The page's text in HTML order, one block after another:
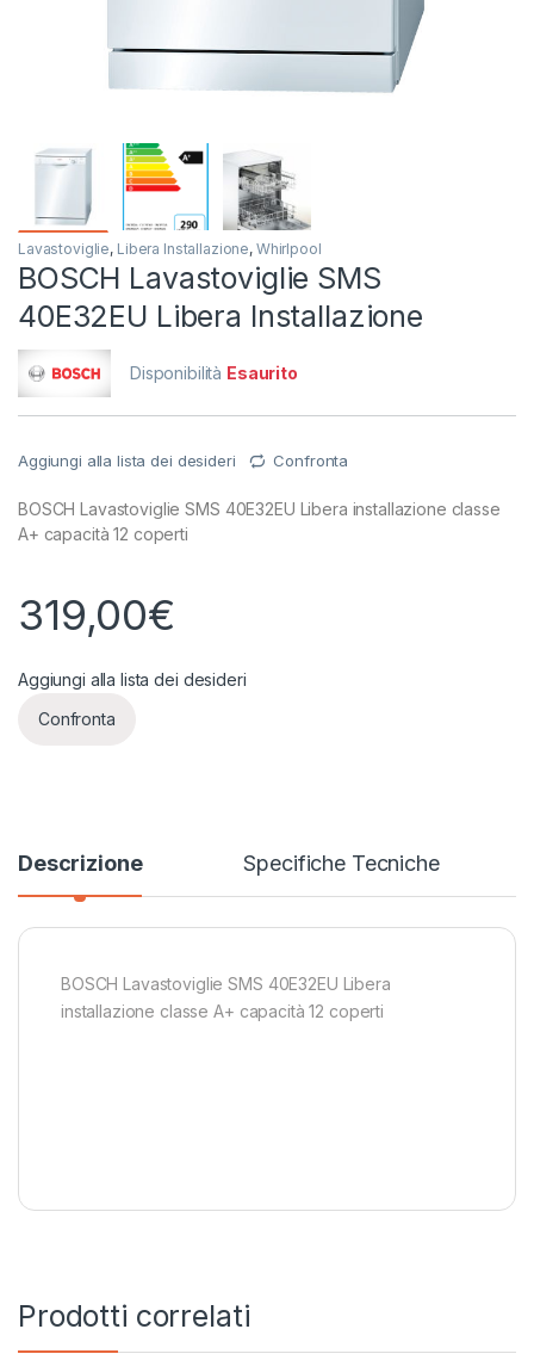
Lavastoviglie, Libera Installazione, Whirlpool
BOSCH Lavastoviglie SMS
40E32EU Libera Installazione
Disponibilità Esaurito
Aggiungi alla lista dei desideri Confronta
BOSCH Lavastoviglie SMS 40E32EU Libera installazione classe
A+ capacità 12 coperti
319,00€
Aggiungi alla lista dei desideri
Confronta
Descrizione Specifiche Tecniche
BOSCH Lavastoviglie SMS 40E32EU Libera
installazione classe A+ capacità 12 coperti
Prodotti correlati